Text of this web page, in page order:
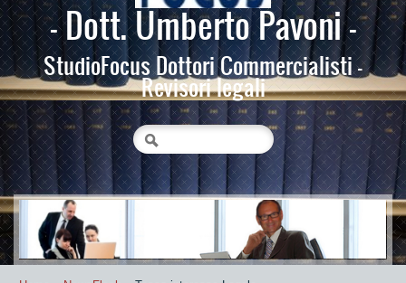
- Dott. Umberto Pavoni -
StudioFocus Dottori Commercialisti -
Revisori legali